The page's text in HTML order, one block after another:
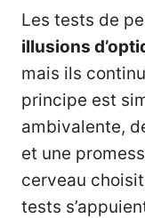
Les tests de
illusions
mais ils
principe est
ambivalente,
et une
cerveau
tests